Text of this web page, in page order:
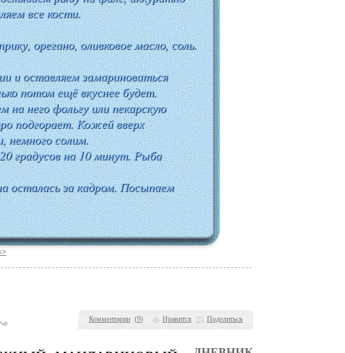
Комментарии (9) Нравится Поделиться
все кости.
орегано, оливковое масло, соль.
и оставляем замариноваться
потом ещё вкуснее будет.
него фольгу или пекарскую
подгорает. Кожей вверх
немного солим.
градусов на 10 минут. Рыба
осталась за кадром. Посыпаем